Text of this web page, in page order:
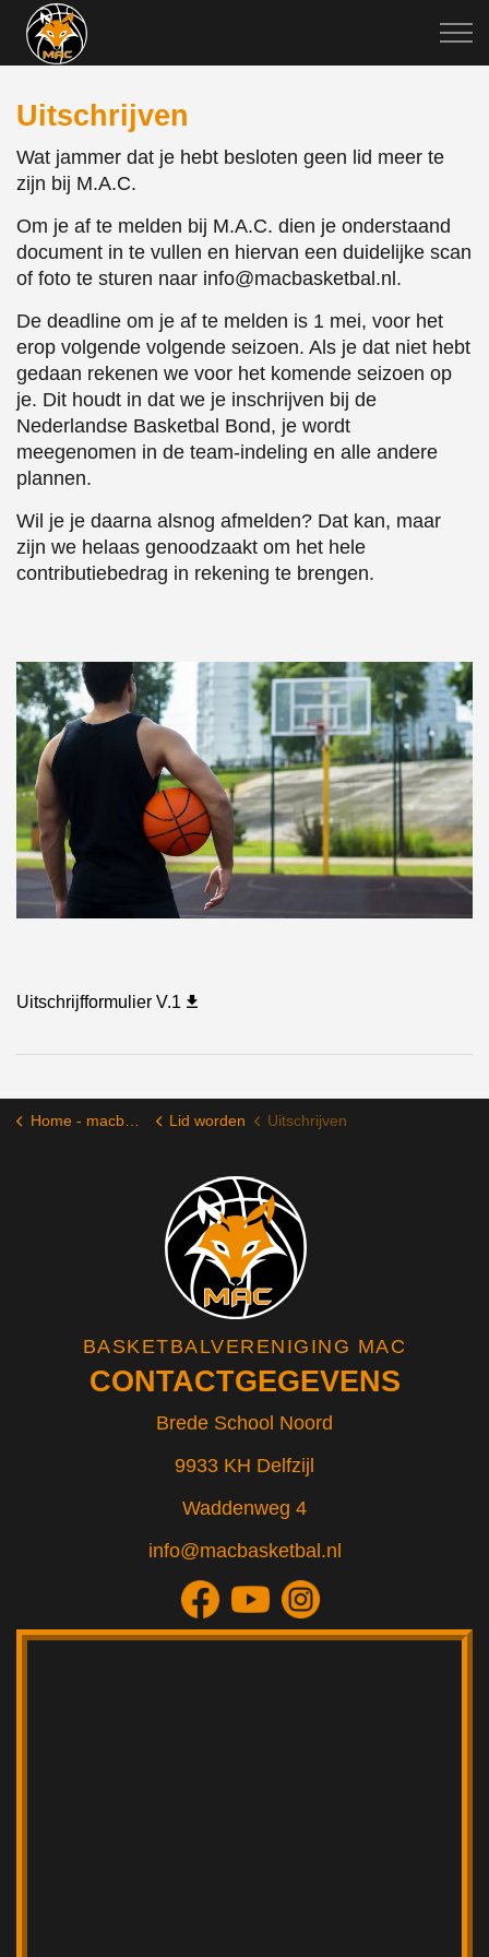
Uitschrijven
Wat jammer dat je hebt besloten geen lid meer te
zijn bij M.A.C.
Om je af te melden bij M.A.C. dien je onderstaand
document in te vullen en hiervan een duidelijke scan
of foto te sturen naar info@macbasketbal.nl.
De deadline om je af te melden is 1 mei, voor het
erop volgende volgende seizoen. Als je dat niet hebt
gedaan rekenen we voor het komende seizoen op
je. Dit houdt in dat we je inschrijven bij de
Nederlandse Basketbal Bond, je wordt
meegenomen in de team-indeling en alle andere
plannen.
Wil je je daarna alsnog afmelden? Dat kan, maar
zijn we helaas genoodzaakt om het hele
contributiebedrag in rekening te brengen.
Uitschrijfformulier V.1
Home - macbasketbal.nl Lid worden Uitschrijven
BASKETBALVERENIGING MAC
CONTACTGEGEVENS
Brede School Noord
9933 KH Delfzijl
Waddenweg 4
info@macbasketbal.nl